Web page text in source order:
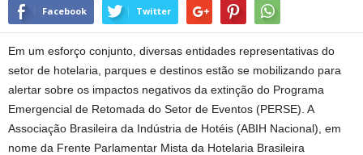
Facebook Twitter
Em um esforço conjunto, diversas entidades representativas do
setor de hotelaria, parques e destinos estão se mobilizando para
alertar sobre os impactos negativos da extinção do Programa
Emergencial de Retomada do Setor de Eventos (PERSE). A
Associação Brasileira da Indústria de Hotéis (ABIH Nacional), em
nome da Frente Parlamentar Mista da Hotelaria Brasileira